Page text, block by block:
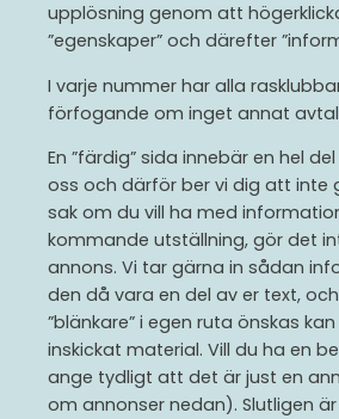
upplösning genom att
”egenskaper” och därefter
I varje nummer har alla
förfogande om inget annat
En ”färdig” sida innebär en hel
oss och därför ber vi dig att inte
sak om du vill ha med
kommande utställning, gör det
annons. Vi tar gärna in sådan
den då vara en del av er text,
”blänkare” i egen ruta önskas
inskickat material. Vill du ha en
ange tydligt att det är just en
om annonser nedan). Slutligen